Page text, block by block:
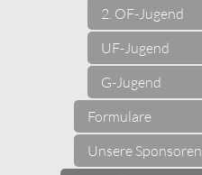
2. OF-Jugend
UF-Jugend
G-Jugend
Formulare
Unsere Sponsoren